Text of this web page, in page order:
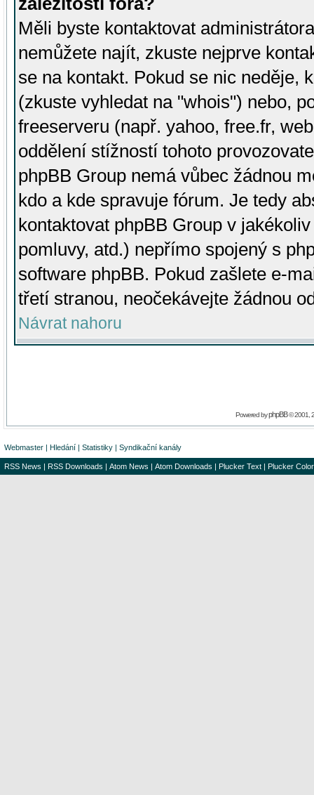
Měli byste kontaktovat
nemůžete najít, zkuste nejprve
se na kontakt. Pokud se nic neděje,
(zkuste vyhledat na "whois") nebo,
freeserveru (např. yahoo, free.fr,
oddělení stížností tohoto
phpBB Group nemá vůbec žádnou
kdo a kde spravuje fórum. Je tedy
kontaktovat phpBB Group v
pomluvy, atd.) nepřímo spojený s
software phpBB. Pokud zašlete e-
třetí stranou, neočekávejte žádnou
Návrat nahoru
Powered byphpBB© 2001,
Webmaster | Hledání | Statistiky | Syndikační kanály
RSS News | RSS Downloads | Atom News | Atom Downloads | Plucker Text | Plucker Color